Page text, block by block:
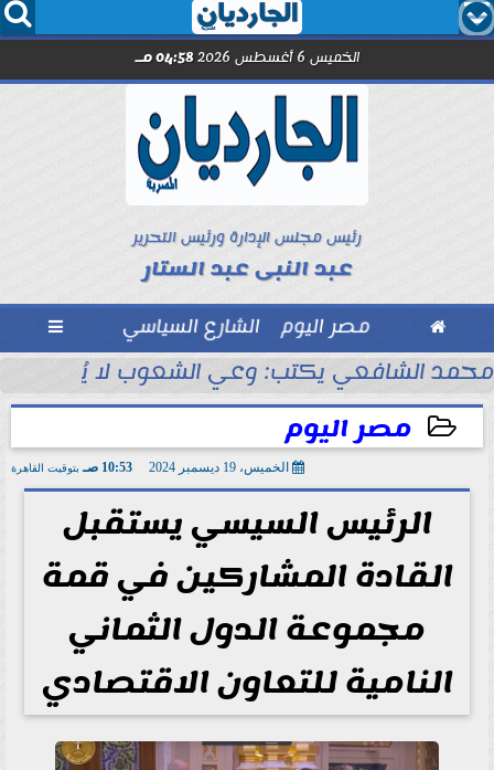
  
الخميس 6 أغسطس 2026 04:58 مـ
رئيس مجلس الإدارة ورئيس التحرير
عبد النبى عبد الستار
 مصر اليوم الشارع السياسي 
صلاح.. اليوم
محمد الشافعي يكتب: وعي الشعوب لا يُقاس
مصر اليوم
الخميس، 19 ديسمبر 2024 10:53 صـ بتوقيت القاهرة
الرئيس السيسي يستقبل
القادة المشاركين في قمة
مجموعة الدول الثماني
النامية للتعاون الاقتصادي